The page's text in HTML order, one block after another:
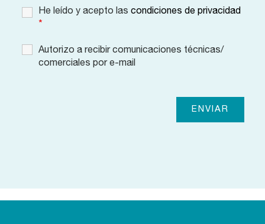
He leído y acepto las condiciones de privacidad
*
Autorizo a recibir comunicaciones técnicas/
comerciales por e-mail